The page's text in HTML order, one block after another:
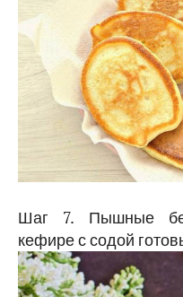
Шаг 7. Пышные
кефире с содой